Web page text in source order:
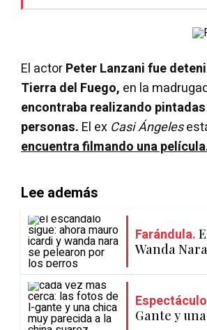
El actorPeter Lanzani fue
Tierra del Fuego, en la
encontraba realizando
personas. El ex Casi Ángeles
encuentra filmando una
Lee además
Farándula.
Wanda
Gante y